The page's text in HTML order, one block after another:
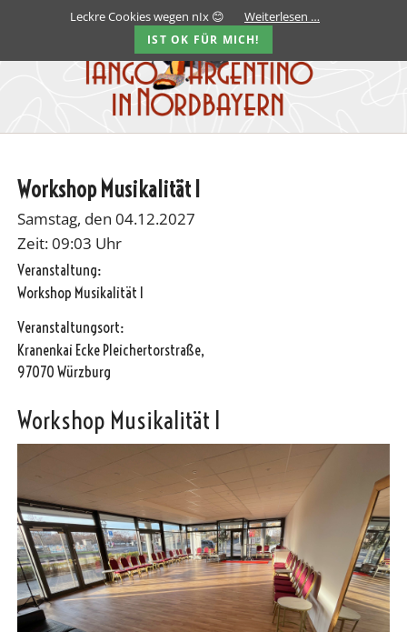
Workshop Musikalität I
Samstag, den 04.12.2027
Zeit: 09:03 Uhr
Veranstaltung:
Workshop Musikalität I
Veranstaltungsort:
Kranenkai Ecke Pleichertorstraße,
97070 Würzburg
Workshop Musikalität I
Leckre Cookies wegen nIx 😊 Weiterlesen …
IST OK FÜR MICH!